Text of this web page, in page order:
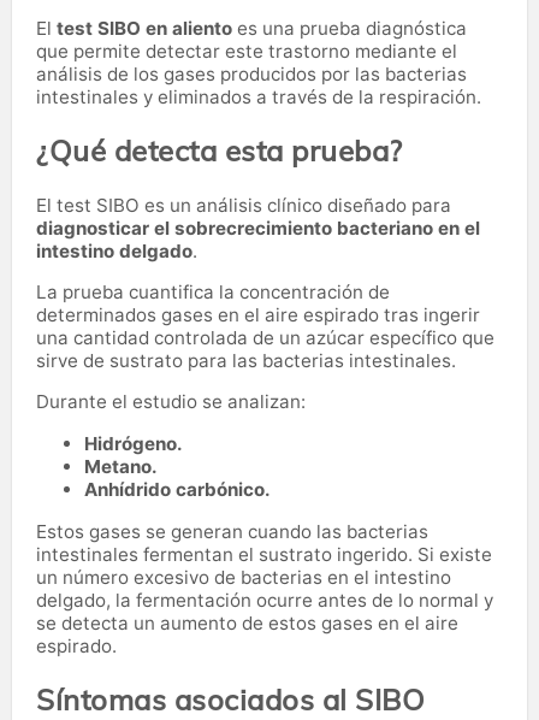
El test SIBO en aliento es una prueba diagnóstica
que permite detectar este trastorno mediante el
análisis de los gases producidos por las bacterias
intestinales y eliminados a través de la respiración.
¿Qué detecta esta prueba?
El test SIBO es un análisis clínico diseñado para
diagnosticar el sobrecrecimiento bacteriano en el
intestino delgado.
La prueba cuantifica la concentración de
determinados gases en el aire espirado tras ingerir
una cantidad controlada de un azúcar específico que
sirve de sustrato para las bacterias intestinales.
Durante el estudio se analizan:
Hidrógeno.
Metano.
Anhídrido carbónico.
Estos gases se generan cuando las bacterias
intestinales fermentan el sustrato ingerido. Si existe
un número excesivo de bacterias en el intestino
delgado, la fermentación ocurre antes de lo normal y
se detecta un aumento de estos gases en el aire
espirado.
Síntomas asociados al SIBO